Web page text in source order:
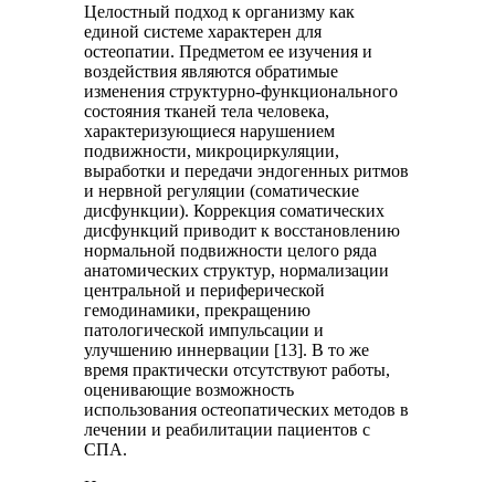
Целостный подход к организму как
единой системе характерен для
остеопатии. Предметом ее изучения и
воздействия являются обратимые
изменения структурно-функционального
состояния тканей тела человека,
характеризующиеся нарушением
подвижности, микроциркуляции,
выработки и передачи эндогенных ритмов
и нервной регуляции (соматические
дисфункции). Коррекция соматических
дисфункций приводит к восстановлению
нормальной подвижности целого ряда
анатомических структур, нормализации
центральной и периферической
гемодинамики, прекращению
патологической импульсации и
улучшению иннервации [13]. В то же
время практически отсутствуют работы,
оценивающие возможность
использования остеопатических методов в
лечении и реабилитации пациентов с
СПА.